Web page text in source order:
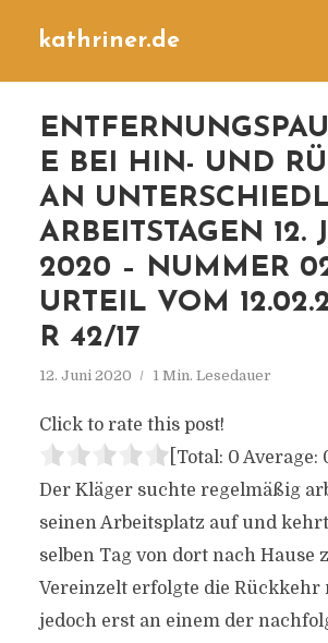
kathriner.de
E BEI HIN- UND
AN
ARBEITSTAGEN 12.
2020 – NUMMER
URTEIL VOM
R 42/17
12. Juni 2020 1 Min. Lesedauer
Click to rate this post!
[Total: 0 Average:
Der Kläger suchte regelmäßig
seinen Arbeitsplatz auf und
selben Tag von dort nach Hause
Vereinzelt erfolgte die Rückkehr
jedoch erst an einem der